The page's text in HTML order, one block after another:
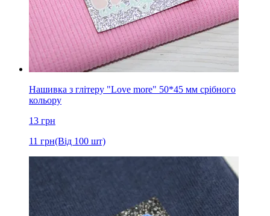
Нашивка з глітеру "Love more" 50*45 мм срібного
кольору
13 грн
11 грн(Від 100 шт)